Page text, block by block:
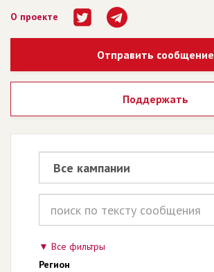
О проекте
Отправить сообщение
Поддержать
Все фильтры
Регион